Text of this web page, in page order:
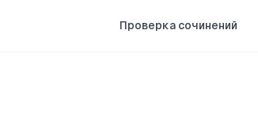
Проверка сочинений